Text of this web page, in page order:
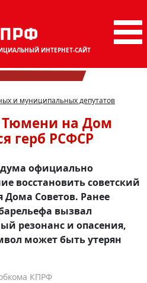
ИНТЕРНЕТ-САЙТ
и муниципальных депутатов
на Дом
герб РСФСР
дума официально
восстановить советский
Дома Советов. Ранее
вызвал
резонанс и опасения,
может быть утерян
КПРФ